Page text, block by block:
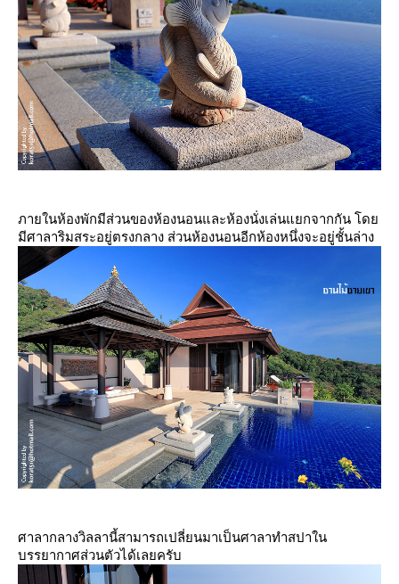
ภายในห้องพักมีส่วนของห้องนอนและห้องนั่งเล่นแยกจากกัน โด
มีศาลาริมสระอยู่ตรงกลาง ส่วนห้องนอนอีกห้องหนึ่งจะอยู่ชั้นล่าง
ศาลากลางวิลลานี้สามารถเปลี่ยนมาเป็นศาลาทำสปาใน
บรรยากาศส่วนตัวได้เลยครับ